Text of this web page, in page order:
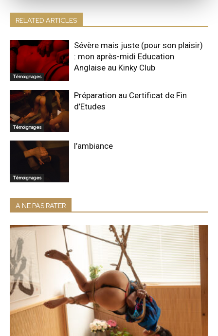
RELATED ARTICLES
Témoignages
Sévère mais juste (pour son plaisir)
: mon après-midi Education
Anglaise au Kinky Club
Témoignages
Préparation au Certificat de Fin
d’Etudes
Témoignages
l’ambiance
A NE PAS RATER